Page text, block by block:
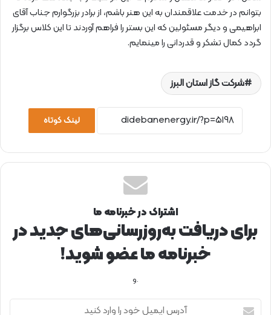
بتوانم در خدمت علاقمندان به این هنر باشم، از برادر بزرگوارم جناب آقای
ابراهیمی و دیگر مسئولین که این بستر را فراهم آوردند تا این کلاس برگزار
گردد کمال تشکر و قدردانی را مینمایم.
شرکت گاز استان البرز
لینک کوتاه
اشتراک در خبرنامه ما
برای دریافت به‌روزرسانی‌های جدید در
خبرنامه ما عضو شوید!
.و
آ